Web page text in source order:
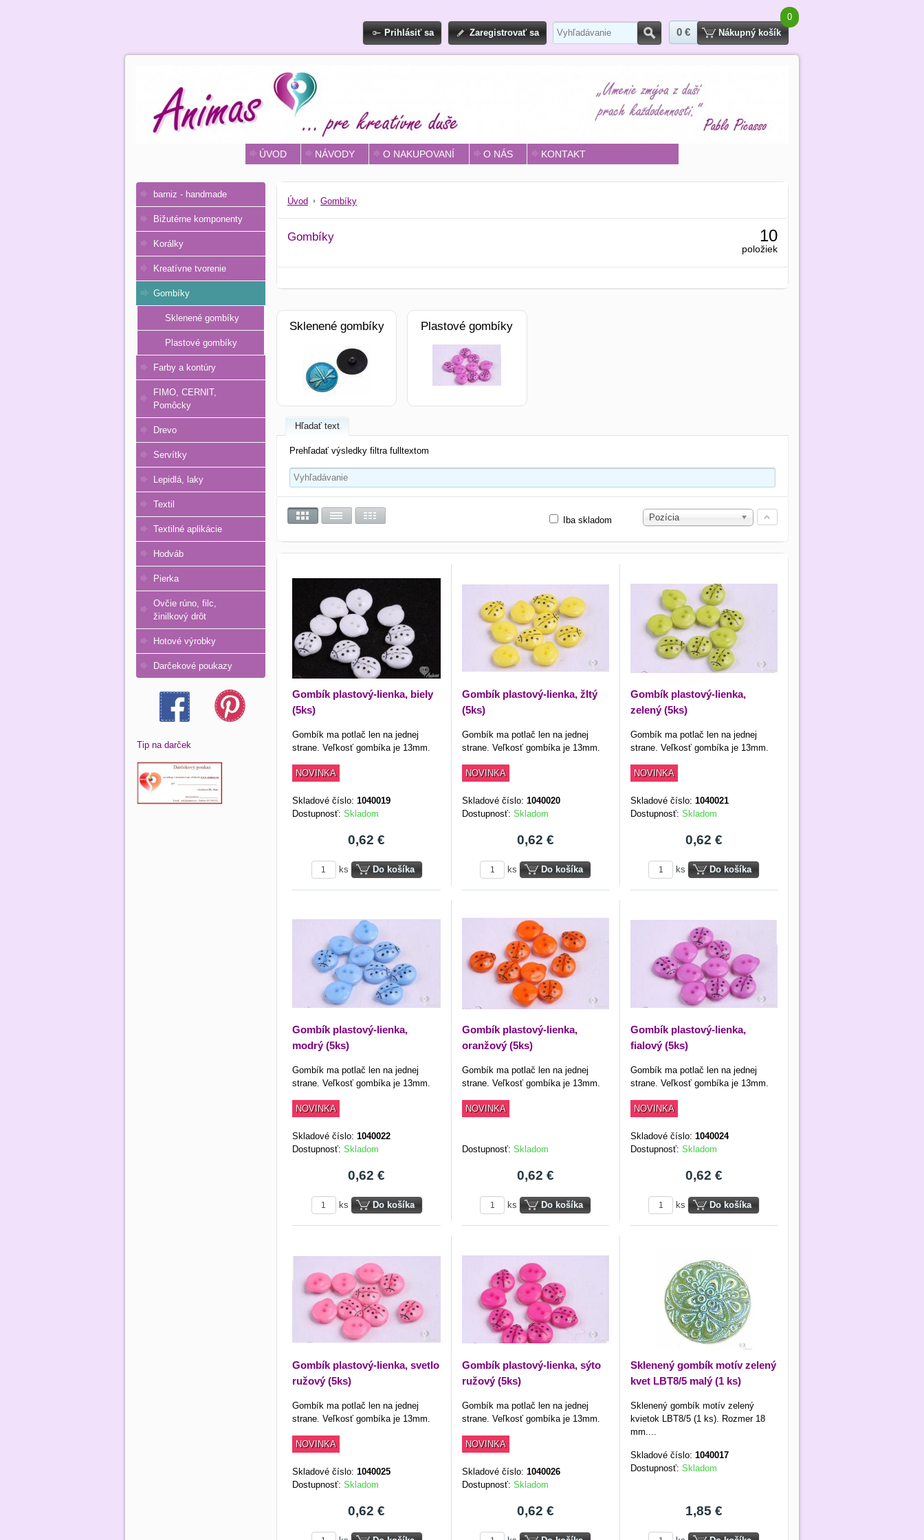
Prihlásiť sa Zaregistrovať sa Hľadať
0 €
0
Nákupný košík
ÚVOD NÁVODY O NAKUPOVANÍ O NÁS KONTAKT
Úvod Gombíky
Gombíky 10
položiek
Sklenené gombíky Plastové gombíky
Hľadať text
Prehľadať výsledky filtra fulltextom
Pozícia
Iba skladom
Gombík plastový-lienka, biely
(5ks)
Gombík ma potlač len na jednej
strane. Veľkosť gombíka je 13mm.
NOVINKA
Skladové číslo:1040019
Dostupnosť:Skladom
0,62 €
ks Do košíka
Gombík plastový-lienka, žltý
(5ks)
Gombík ma potlač len na jednej
strane. Veľkosť gombíka je 13mm.
NOVINKA
Skladové číslo: 1040020
Dostupnosť: Skladom
0,62 €
ks Do košíka
Gombík plastový-lienka,
zelený (5ks)
Gombík ma potlač len na jednej
strane. Veľkosť gombíka je 13mm.
NOVINKA
Skladové číslo: 1040021
Dostupnosť: Skladom
0,62 €
ks Do košíka
Gombík plastový-lienka,
modrý (5ks)
Gombík ma potlač len na jednej
strane. Veľkosť gombíka je 13mm.
NOVINKA
Skladové číslo:1040022
Dostupnosť:Skladom
0,62 €
ks Do košíka
Gombík plastový-lienka,
oranžový (5ks)
Gombík ma potlač len na jednej
strane. Veľkosť gombíka je 13mm.
NOVINKA
Dostupnosť: Skladom
0,62 €
ks Do košíka
Gombík plastový-lienka,
fialový (5ks)
Gombík ma potlač len na jednej
strane. Veľkosť gombíka je 13mm.
NOVINKA
Skladové číslo: 1040024
Dostupnosť: Skladom
0,62 €
ks Do košíka
Gombík plastový-lienka, svetlo
ružový (5ks)
Gombík ma potlač len na jednej
strane. Veľkosť gombíka je 13mm.
NOVINKA
Skladové číslo:1040025
Dostupnosť:Skladom
0,62 €
Gombík plastový-lienka, sýto
ružový (5ks)
Gombík ma potlač len na jednej
strane. Veľkosť gombíka je 13mm.
NOVINKA
Skladové číslo: 1040026
Dostupnosť: Skladom
0,62 €
Sklenený gombík motív zelený
kvet LBT8/5 malý (1 ks)
Sklenený gombík motív zelený
kvietok LBT8/5 (1 ks). Rozmer 18
mm....
Skladové číslo: 1040017
Dostupnosť: Skladom
1,85 €
barniz - handmade
Bižutérne komponenty
Korálky
Kreatívne tvorenie
Gombíky
Sklenené gombíky
Plastové gombíky
Farby a kontúry
FIMO, CERNIT,
Pomôcky
Drevo
Servítky
Lepidlá, laky
Textil
Textilné aplikácie
Hodváb
Pierka
Ovčie rúno, filc,
žinilkový drôt
Hotové výrobky
Darčekové poukazy
Tip na darček